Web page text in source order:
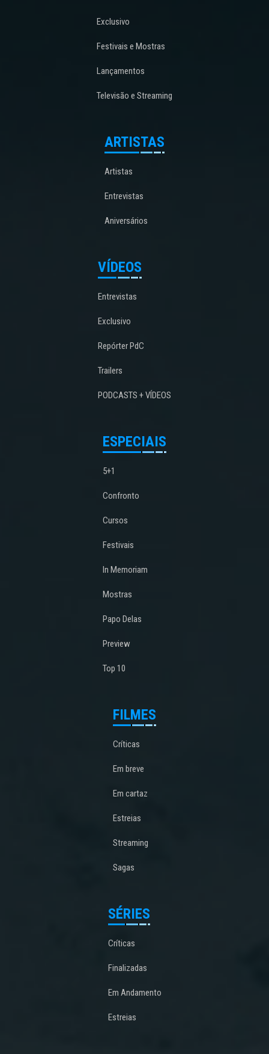
Exclusivo
Festivais e Mostras
Lançamentos
Televisão e Streaming
ARTISTAS
Artistas
Entrevistas
Aniversários
VÍDEOS
Entrevistas
Exclusivo
Repórter PdC
Trailers
PODCASTS + VÍDEOS
ESPECIAIS
5+1
Confronto
Cursos
Festivais
In Memoriam
Mostras
Papo Delas
Preview
Top 10
FILMES
Críticas
Em breve
Em cartaz
Estreias
Streaming
Sagas
SÉRIES
Críticas
Finalizadas
Em Andamento
Estreias